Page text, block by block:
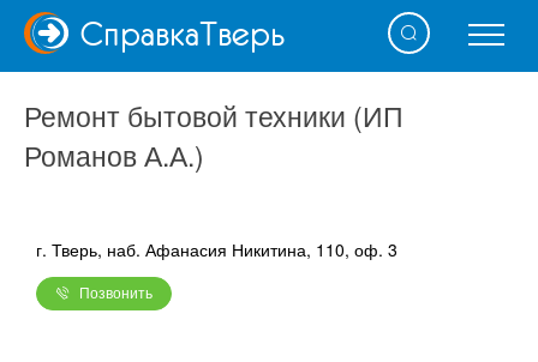
СправкаТверь
Ремонт бытовой техники (ИП
Романов А.А.)
г. Тверь, наб. Афанасия Никитина, 110, оф. 3
Позвонить